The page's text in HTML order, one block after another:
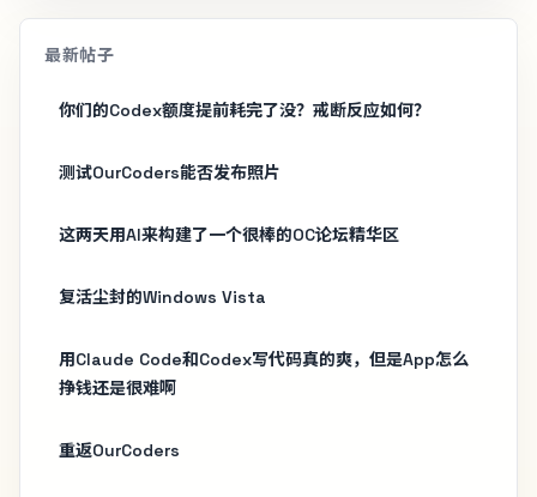
最新帖子
你们的Codex额度提前耗完了没？戒断反应如何？
测试OurCoders能否发布照片
这两天用AI来构建了一个很棒的OC论坛精华区
复活尘封的Windows Vista
用Claude Code和Codex写代码真的爽，但是App怎么
挣钱还是很难啊
重返OurCoders